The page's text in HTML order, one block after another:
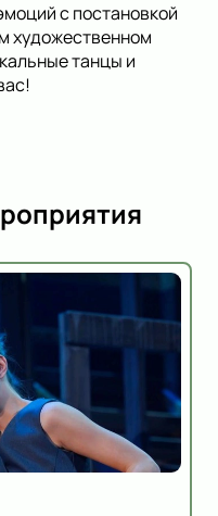
с постановкой
художественном
танцы и